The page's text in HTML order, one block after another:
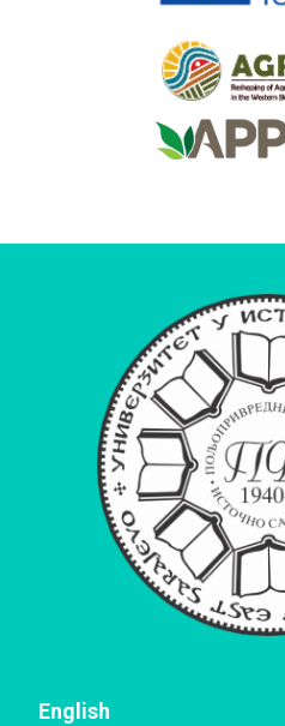
English